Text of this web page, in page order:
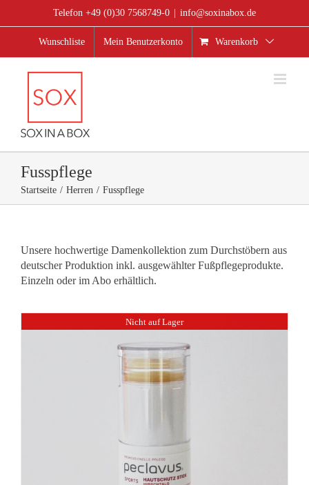
Telefon +49 (0)30 7568749-0 info@soxinabox.de
Wunschliste Mein Benutzerkonto Warenkorb
Fusspflege
Startseite Herren Fusspflege
Unsere hochwertige Damenkollektion zum Durchstöbern aus
deutscher Produktion inkl. ausgewählter Fußpflegeprodukte.
Einzeln oder im Abo erhältlich.
Nicht auf Lager